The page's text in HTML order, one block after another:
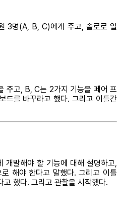
3명(A, B, C)에게 주고, 솔로로 일
주고, B, C는 2가지 기능을 페어 프
드를 바꾸라고 했다. 그리고 이틀간
발해야 할 기능에 대해 설명하고,
해야 한다고 말했다. 그리고 이틀
했다. 그리고 관찰을 시작했다.